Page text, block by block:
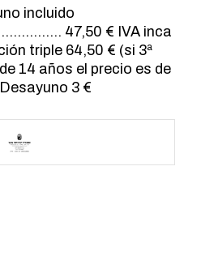
incluido
47,50 € IVA inca
triple 64,50 € (si 3ª
14 años el precio es de
3 €